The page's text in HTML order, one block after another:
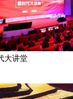
大讲堂